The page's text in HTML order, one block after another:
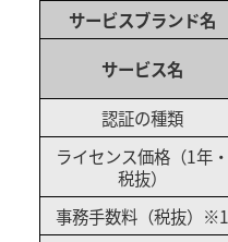
サービスブランド名
サービス名
認証の種類
ライセンス価格（1年・
税抜）
事務手数料（税抜）※1